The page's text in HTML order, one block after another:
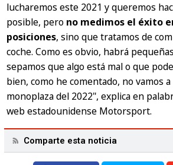
lucharemos este 2021 y queremos
posible, pero no medimos el éxito
posiciones, sino que tratamos de
coche. Como es obvio, habrá
sepamos que algo está mal o que
bien, como he comentado, no vamos
monoplaza del 2022", explica en
web estadounidense Motorsport.
Comparte esta noticia